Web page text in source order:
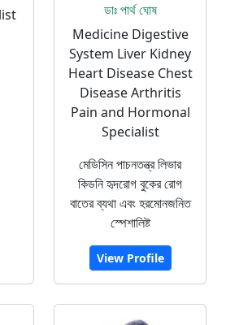
ডাঃ পার্থ ঘোষ
Medicine Digestive
System Liver Kidney
Heart Disease Chest
Disease Arthritis
Pain and Hormonal
Specialist
মেডিসিন পাচনতন্ত্র লিভার
কিডনি হৃদরোগ বুকের রোগ
বাতের ব্যথা এবং হরমোনজনিত
স্পেশালিষ্ট
View Profile